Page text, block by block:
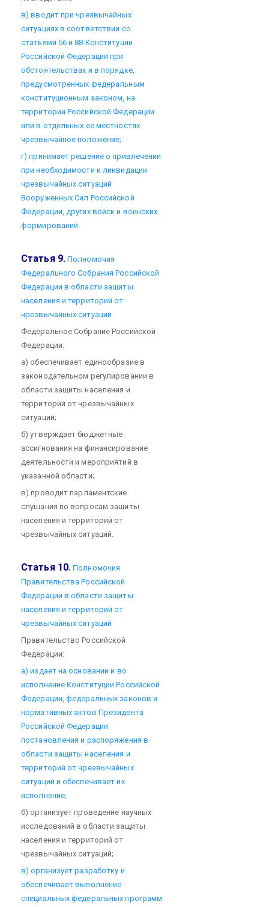
в) вводит при чрезвычайных
ситуациях в соответствии со
статьями 56 и 88 Конституции
Российской Федерации при
обстоятельствах и в порядке,
предусмотренных федеральным
конституционным законом, на
территории Российской Федерации
или в отдельных ее местностях
чрезвычайное положение;
г) принимает решение о привлечении
при необходимости к ликвидации
чрезвычайных ситуаций
Вооруженных Сил Российской
Федерации, других войск и воинских
формирований.
Статья 9.Полномочия
Федерального Собрания Российской
Федерации в области защиты
населения и территорий от
чрезвычайных ситуаций
Федеральное Собрание Российской
Федерации:
а) обеспечивает единообразие в
законодательном регулировании в
области защиты населения и
территорий от чрезвычайных
ситуаций;
б) утверждает бюджетные
ассигнования на финансирование
деятельности и мероприятий в
указанной области;
в) проводит парламентские
слушания по вопросам защиты
населения и территорий от
чрезвычайных ситуаций.
Статья 10. Полномочия
Правительства Российской
Федерации в области защиты
населения и территорий от
чрезвычайных ситуаций
Правительство Российской
Федерации:
а) издает на основании и во
исполнение Конституции Российской
Федерации, федеральных законов и
нормативных актов Президента
Российской Федерации
постановления и распоряжения в
области защиты населения и
территорий от чрезвычайных
ситуаций и обеспечивает их
исполнение;
б) организует проведение научных
исследований в области защиты
населения и территорий от
чрезвычайных ситуаций;
в) организует разработку и
обеспечивает выполнение
специальных федеральных программ